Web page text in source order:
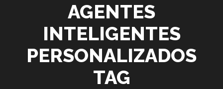
AGENTES
INTELIGENTES
PERSONALIZADOS
TAG